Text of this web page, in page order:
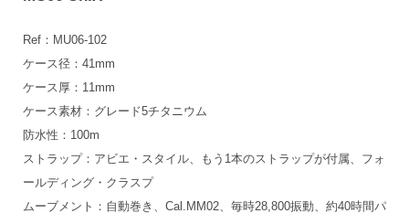
Ref：MU06-102
ケース径：41mm
ケース厚：11mm
ケース素材：グレード5チタニウム
防水性：100m
ストラップ：アビエ・スタイル、もう1本のストラップが付属、フォ
ールディング・クラスプ
ムーブメント：自動巻き、Cal.MM02、毎時28,800振動、約40時間パ